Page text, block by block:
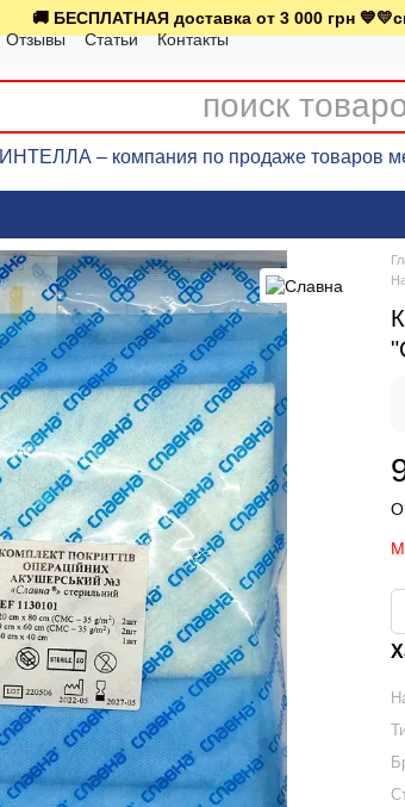
🚚 БЕСПЛАТНАЯ доставка от 3 000 грн
Отзывы Статьи Контакты
ИНТЕЛЛА – компания по продаже товаров